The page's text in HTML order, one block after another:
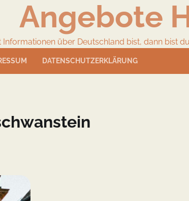
Angebote
über Deutschland bist, dann bist
DATENSCHUTZERKLÄRUNG